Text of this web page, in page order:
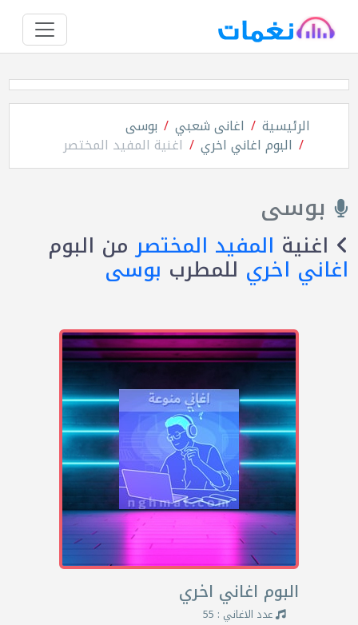
الرئيسية اغانى شعبي بوسى
البوم اغاني اخري اغنية المفيد المختصر
بوسى
اغنية المفيد المختصرمن البوم
اغاني اخري للمطرب بوسى
البوم اغاني اخري
عدد الاغاني : 55